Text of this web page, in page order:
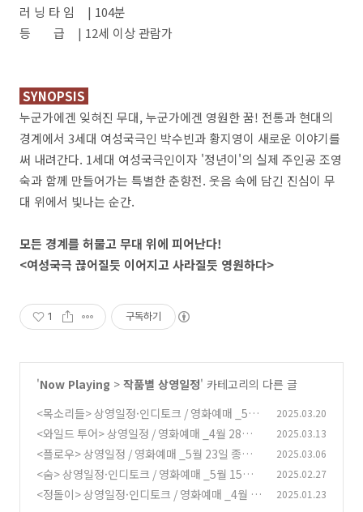
러 닝 타 임 | 104분
등 급 | 12세 이상 관람가
SYNOPSIS
누군가에겐 잊혀진 무대, 누군가에겐 영원한 꿈! 전통과 현대의
경계에서 3세대 여성국극인 박수빈과 황지영이 새로운 이야기를
써 내려간다. 1세대 여성국극인이자 '정년이'의 실제 주인공 조영
숙과 함께 만들어가는 특별한 춘향전. 웃음 속에 담긴 진심이 무
대 위에서 빛나는 순간.
모든 경계를 허물고 무대 위에 피어난다!
<여성국극 끊어질듯 이어지고 사라질듯 영원하다>
1 구독하기
'Now Playing > 작품별 상영일정' 카테고리의 다른 글
<목소리들> 상영일정·인디토크 / 영화예매 _5월
19일 종영 (0)
2025.03.20
<와일드 투어> 상영일정 / 영화예매 _4월 28일
종영
(0)
2025.03.13
<플로우> 상영일정 / 영화예매 _5월 23일 종영
(0)
2025.03.06
<숨> 상영일정·인디토크 / 영화예매 _5월 15일
종영 (0)
2025.02.27
<정돌이> 상영일정·인디토크 / 영화예매 _4월 8
2025.01.23